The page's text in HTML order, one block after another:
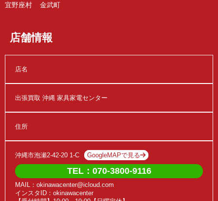
宜野座村
金武町
店舗情報
店名
出張買取 沖縄 家具家電センター
住所
沖縄市泡瀬2-42-20 1-C GoogleMAPで見る
TEL：070-3800-9116
MAIL：okinawacenter@icloud.com
インスタID：okinawacenter